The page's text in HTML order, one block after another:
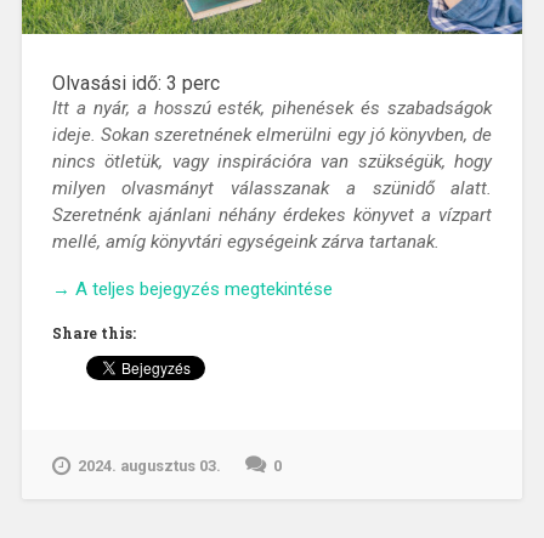
Olvasási idő: 3 perc
Itt a nyár, a hosszú esték, pihenések és szabadságok
ideje. Sokan szeretnének elmerülni egy jó könyvben, de
nincs ötletük, vagy inspirációra van szükségük, hogy
milyen olvasmányt válasszanak a szünidő alatt.
Szeretnénk ajánlani néhány érdekes könyvet a vízpart
mellé, amíg könyvtári egységeink zárva tartanak.
„Nyári
→ A teljes bejegyzés megtekintése
Share this:
2024. augusztus 03. 0